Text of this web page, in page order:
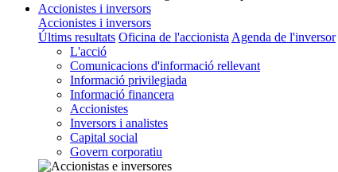
Accionistes i inversors
Accionistes i inversors
Últims resultats Oficina de l'accionista Agenda de l'inversor
L'acció
Comunicacions d'informació rellevant
Informació privilegiada
Informació financera
Accionistes
Inversors i analistes
Capital social
Govern corporatiu